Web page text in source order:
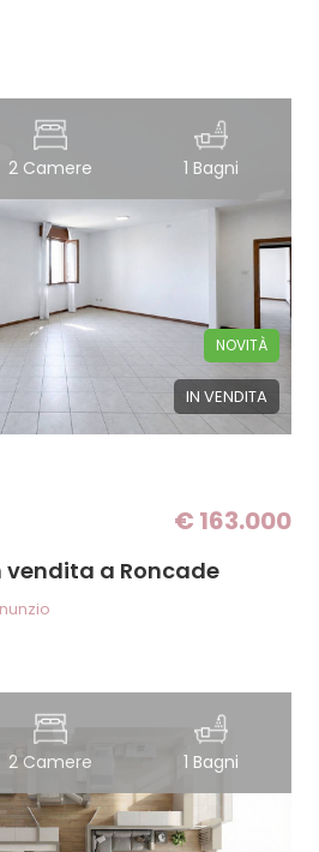
2 Camere 1 Bagni
IN VENDITA
NOVITÀ
€ 163.000
a Roncade
2 Camere 1 Bagni